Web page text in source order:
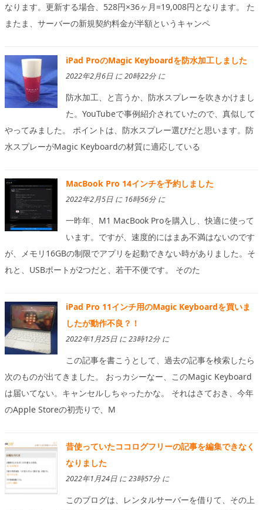
なります。更新する場合、528円×36ヶ月=19,008円となります。 た
またま、サーバーの新規契約料金が半額というキャンペ
iPad ProのMagic Keyboardを防水加工しました
2022年2月6日 に 20時22分 に
防水加工、と言うか、防水スプレーを吹きかけまし
た。YouTubeで事例紹介されていたので、真似して
やってみました。 ポイントは、防水スプレー選びだと思います。防
水スプレーがMagic Keyboardの材質に適応している
MacBook Pro 14インチを予約しました
2022年2月5日 に 16時56分 に
一昨年、M1 MacBook Proを購入し、快適に使って
います。ですが、速度的にはまあ不満はないのです
が、メモリ16GBの制限でアプリを起動できない時がありました。そ
れと、USBポートが2つだと、若干不便です。 そのた
iPad Pro 11インチ用のMagic Keyboardを買いま
したが動作不良？！
2022年1月25日 に 23時12分 に
この記事を書こうとして、過去の記事を検索したら
次のものが出てきました。 おっカシーなー、このMagic Keyboard
は届いてない。キャンセルしちゃったかな。 それはさておき、今年
のApple Storeの初売りで、M
昔使っていたココログフリーの記事を編集できなく
なりました
2022年1月24日 に 23時57分 に
このブログは、レンタルサーバーを借りて、その上